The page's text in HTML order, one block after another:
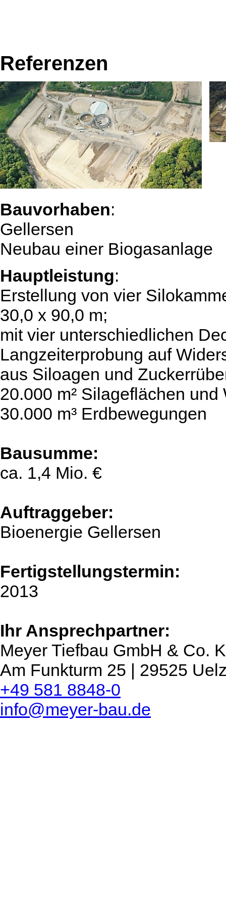
Referenzen
Bauvorhaben:
Gellersen
Neubau einer Biogasanlage
Hauptleistung:
Erstellung von vier
30,0 x 90,0 m;
mit vier unterschiedlichen
Langzeiterprobung auf
aus Siloagen und
20.000 m² Silageflächen und
30.000 m³ Erdbewegungen
Bausumme:
ca. 1,4 Mio. €
Auftraggeber:
Bioenergie Gellersen
Fertigstellungstermin:
2013
Ihr Ansprechpartner:
Meyer Tiefbau GmbH & Co.
Am Funkturm 25 | 29525
+49 581 8848-0
info@meyer-bau.de